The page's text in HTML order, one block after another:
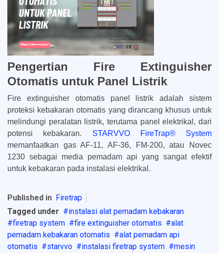
Pengertian Fire Extinguisher
Otomatis untuk Panel Listrik
Fire extinguisher otomatis panel listrik adalah sistem
proteksi kebakaran otomatis yang dirancang khusus untuk
melindungi peralatan listrik, terutama panel elektrikal, dari
potensi kebakaran. STARVVO FireTrap® System
memanfaatkan gas AF-11, AF-36, FM-200, atau Novec
1230 sebagai media pemadam api yang sangat efektif
untuk kebakaran pada instalasi elektrikal.
Published in Firetrap
Tagged under
instalasi alat pemadam kebakaran
firetrap system
fire extinguisher otomatis
alat
pemadam kebakaran otomatis
alat pemadam api
otomatis
starvvo instalasi firetrap system mesin